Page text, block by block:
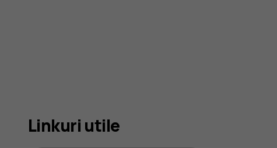
Linkuri utile